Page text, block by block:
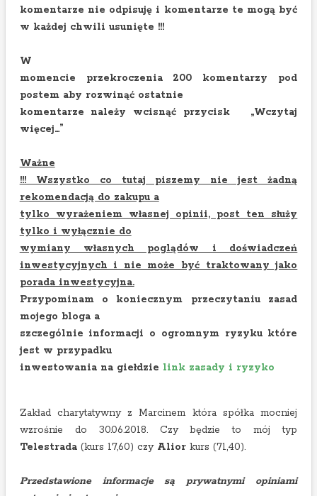
komentarze nie odpisuję i komentarze te mogą być
w każdej chwili usunięte !!!
W
momencie przekroczenia 200 komentarzy pod
postem aby rozwinąć ostatnie
komentarze należy wcisnąć przycisk „Wczytaj
więcej…”
Ważne
!!! Wszystko co tutaj piszemy nie jest żadną
rekomendacją do zakupu a
tylko wyrażeniem własnej opinii, post ten służy
tylko i wyłącznie do
wymiany własnych poglądów i doświadczeń
inwestycyjnych i nie może być traktowany jako
porada inwestycyjna.
Przypominam o koniecznym przeczytaniu zasad
mojego bloga a
szczególnie informacji o ogromnym ryzyku które
jest w przypadku
inwestowania na giełdzie link zasady i ryzyko
Zakład charytatywny z Marcinem która spółka mocniej
wzrośnie do 30.06.2018. Czy będzie to mój typ
Telestrada (kurs 17,60) czy Alior kurs (71,40).
Przedstawione informacje są prywatnymi opiniami